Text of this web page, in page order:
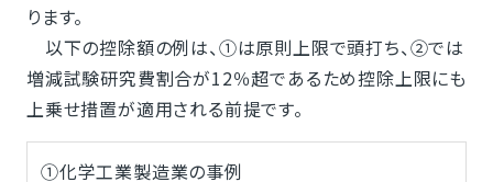
ります。
以下の控除額の例は、①は原則上限で頭打ち、②では
増減試験研究費割合が12％超であるため控除上限にも
上乗せ措置が適用される前提です。
①化学工業製造業の事例